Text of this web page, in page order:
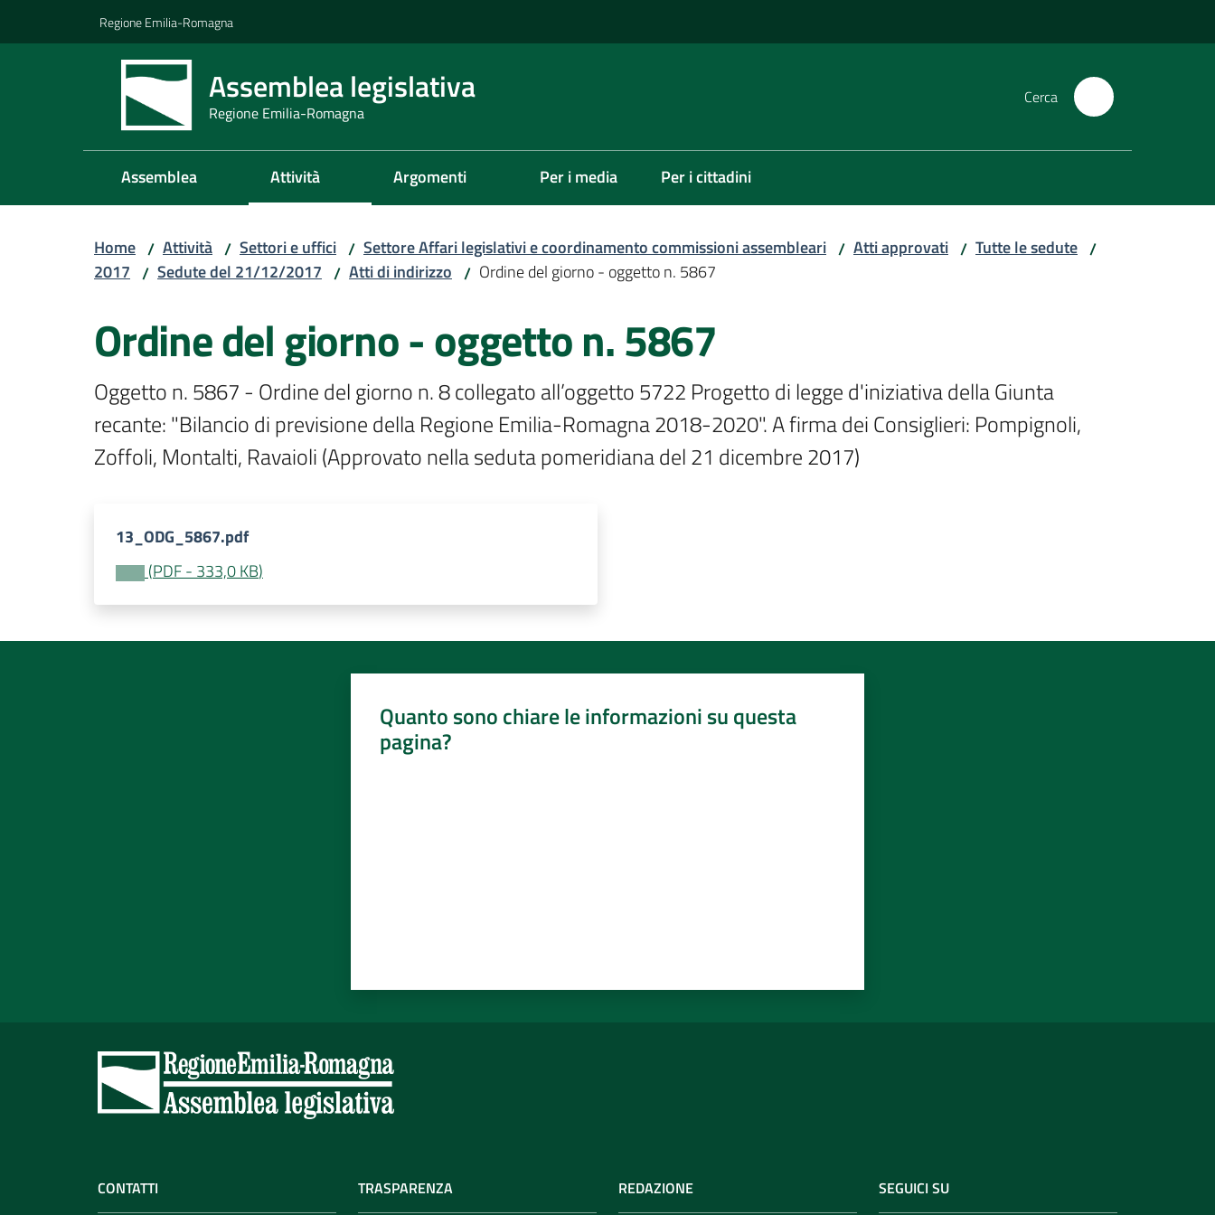
Regione Emilia-Romagna
Assemblea legislativa
Regione Emilia-Romagna
Cerca
Assemblea Attività Argomenti Per i media Per i cittadini
Home / Attività / Settori e uffici / Settore Affari legislativi e coordinamento commissioni assembleari / Atti approvati / Tutte le sedute /
2017 / Sedute del 21/12/2017 / Atti di indirizzo / Ordine del giorno - oggetto n. 5867
Ordine del giorno - oggetto n. 5867
Oggetto n. 5867 - Ordine del giorno n. 8 collegato all’oggetto 5722 Progetto di legge d'iniziativa della Giunta
recante: "Bilancio di previsione della Regione Emilia-Romagna 2018-2020". A firma dei Consiglieri: Pompignoli,
Zoffoli, Montalti, Ravaioli (Approvato nella seduta pomeridiana del 21 dicembre 2017)
13_ODG_5867.pdf
(PDF- 333,0 KB)
Quanto sono chiare le informazioni su questa
pagina?
CONTATTI TRASPARENZA REDAZIONE SEGUICI SU